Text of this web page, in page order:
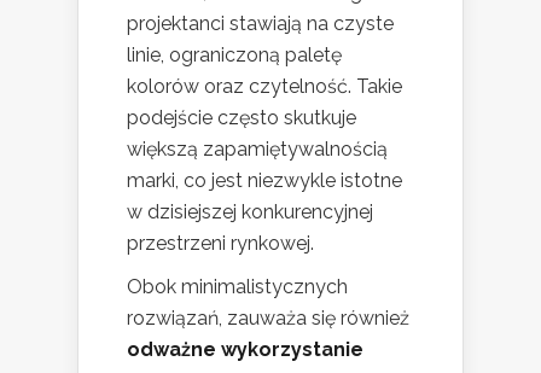
projektanci stawiają na czyste
linie, ograniczoną paletę
kolorów oraz czytelność. Takie
podejście często skutkuje
większą zapamiętywalnością
marki, co jest niezwykle istotne
w dzisiejszej konkurencyjnej
przestrzeni rynkowej.
Obok minimalistycznych
rozwiązań, zauważa się również
odważne wykorzystanie